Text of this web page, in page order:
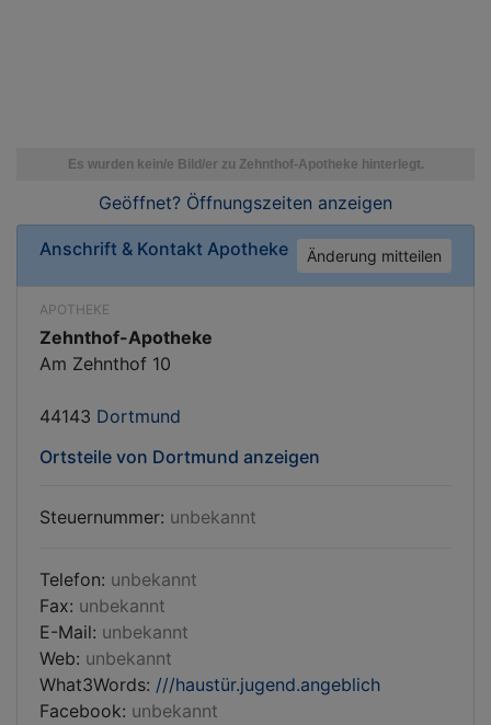
Geöffnet? Öffnungszeiten anzeigen
Anschrift & Kontakt Apotheke Änderung mitteilen
APOTHEKE
Zehnthof-Apotheke
Am Zehnthof 10
44143 Dortmund
Ortsteile von Dortmund anzeigen
Steuernummer: unbekannt
Telefon: unbekannt
Fax: unbekannt
E-Mail: unbekannt
Web: unbekannt
What3Words: ///haustür.jugend.angeblich
Facebook: unbekannt